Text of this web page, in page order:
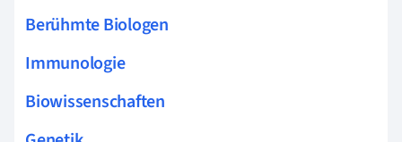
Berühmte Biologen
Immunologie
Biowissenschaften